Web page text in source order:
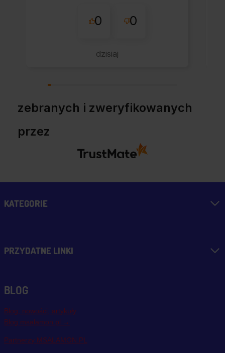
0 0
dzisiaj
zebranych i zweryfikowanych
przez
KATEGORIE
PRZYDATNE LINKI
BLOG
Blog, nowości, artykuły
Blog msalamon.pl →
Partnerzy MSALAMON.PL